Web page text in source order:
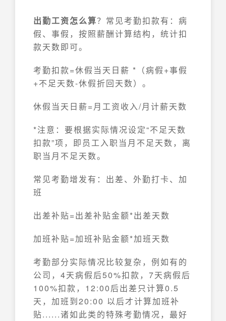
出勤工资怎么算？常见考勤扣款有：病
假、事假，按照薪酬计算结构，统计扣
款天数即可。
考勤扣款=休假当天日薪 *（病假+事假
+不足天数-休假折回天数）。
休假当天日薪=月工资收入/月计薪天数
*注意：要根据实际情况设定“不足天数
扣款”项，即员工入职当月不足天数，离
职当月不足天数。
常见考勤增发有：出差、外勤打卡、加
班
出差补贴=出差补贴金额*出差天数
加班补贴=加班补贴金额*加班天数
考勤部分实际情况比较复杂，例如有的
公司，4天病假后50%扣款，7天病假后
100%扣款，12:00后出差只计算0.5
天，加班到20:00 以后才计算加班补
贴......诸如此类的特殊考勤情况，最好